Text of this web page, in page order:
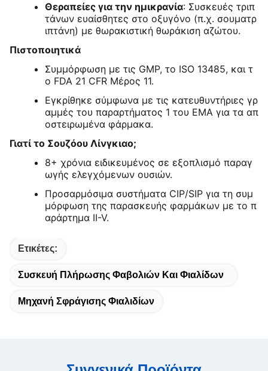
Θεραπείες για την ημικρανία: Συσκευές τριπ
τάνων ευαίσθητες στο οξυγόνο (π.χ. σουματρ
ιπτάνη) με θωρακιστική θωράκιση αζώτου.
Πιστοποιητικά
Συμμόρφωση με τις GMP, το ISO 13485, και τ
ο FDA 21 CFR Μέρος 11.
Εγκρίθηκε σύμφωνα με τις κατευθυντήριες γρ
αμμές του παραρτήματος 1 του EMA για τα απ
οστειρωμένα φάρμακα.
Γιατί το Σουζόου Λίνγκιαο;
8+ χρόνια ειδικευμένος σε εξοπλισμό παραγ
ωγής ελεγχόμενων ουσιών.
Προσαρμόσιμα συστήματα CIP/SIP για τη συμ
μόρφωση της παρασκευής φαρμάκων με το π
αράρτημα II-V.
Ετικέτες:
Συσκευή Πλήρωσης Φαβολιών Και Φιαλίδων
Μηχανή Σφράγισης Φιαλιδίων